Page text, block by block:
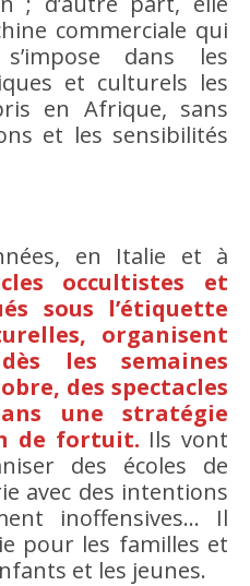
commerciale qui
dans les
et culturels les
en Afrique, sans
et les sensibilités
en Italie et à
occultistes et
sous l’étiquette
organisent
les semaines
des spectacles
une stratégie
de fortuit. Ils vont
des écoles de
avec des intentions
inoffensives… Il
pour les familles et
et les jeunes.